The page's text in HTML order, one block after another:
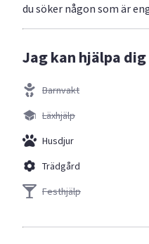
du söker någon som är
Jag kan hjälpa
Barnvakt
Läxhjälp
Husdjur
Trädgård
Festhjälp